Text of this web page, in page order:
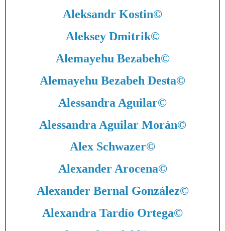
Aleksandr Kostin©
Aleksey Dmitrik©
Alemayehu Bezabeh©
Alemayehu Bezabeh Desta©
Alessandra Aguilar©
Alessandra Aguilar Morán©
Alex Schwazer©
Alexander Arocena©
Alexander Bernal González©
Alexandra Tardío Ortega©